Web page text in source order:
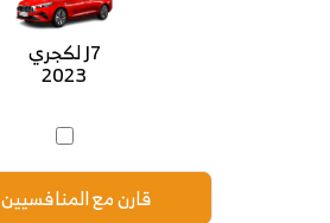
J7 لكجري
2023
قارن مع المنافسيين